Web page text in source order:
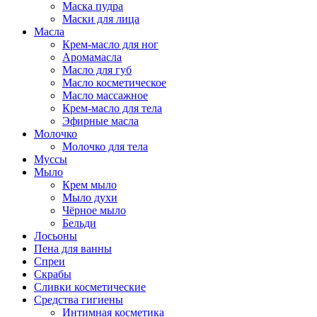
Маска пудра
Маски для лица
Масла
Крем-масло для ног
Аромамасла
Масло для губ
Масло косметическое
Масло массажное
Крем-масло для тела
Эфирные масла
Молочко
Молочко для тела
Муссы
Мыло
Крем мыло
Мыло духи
Чёрное мыло
Бельди
Лосьоны
Пена для ванны
Спреи
Скрабы
Сливки косметические
Средства гигиены
Интимная косметика